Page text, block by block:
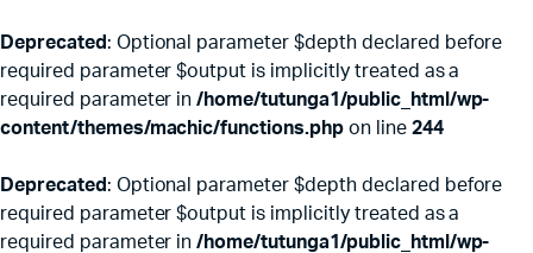
Deprecated : Optional parameter $depth declared before
required parameter $output is implicitly treated as a
required parameter in/home/tutunga1/public_html/wp-
content/themes/machic/functions.phpon line 244
Deprecated : Optional parameter $depth declared before
required parameter $output is implicitly treated as a
required parameter in/home/tutunga1/public_html/wp-